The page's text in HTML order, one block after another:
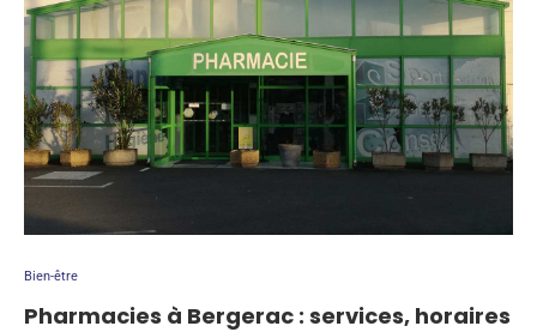
Bien-être
Pharmacies à Bergerac : services, horaires